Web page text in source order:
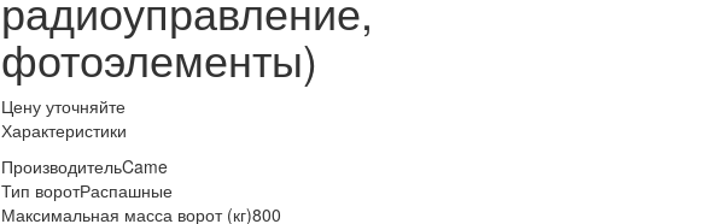
фотоэлементы)
Цену уточняйте
Характеристики
ПроизводительCame
Тип воротРаспашные
Максимальная масса ворот (кг)800